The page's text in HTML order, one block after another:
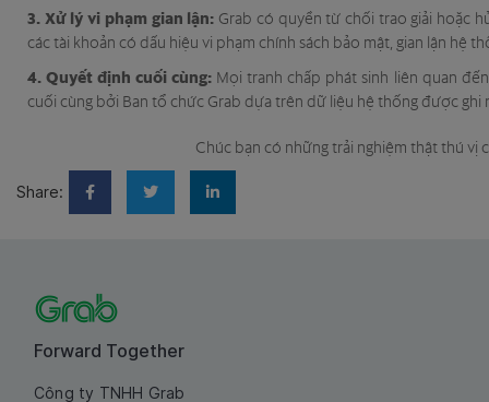
3. Xử lý vi phạm gian lận: Grab có quyền từ chối trao giải hoặc
các tài khoản có dấu hiệu vi phạm chính sách bảo mật, gian lận hệ
4. Quyết định cuối cùng: Mọi tranh chấp phát sinh liên quan
cuối cùng bởi Ban tổ chức Grab dựa trên dữ liệu hệ thống được ghi
Chúc bạn có những trải nghiệm thật thú vị
Share:
Forward Together
Công ty TNHH Grab